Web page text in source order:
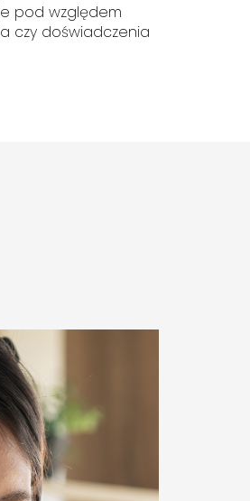
pod względem
czy doświadczenia